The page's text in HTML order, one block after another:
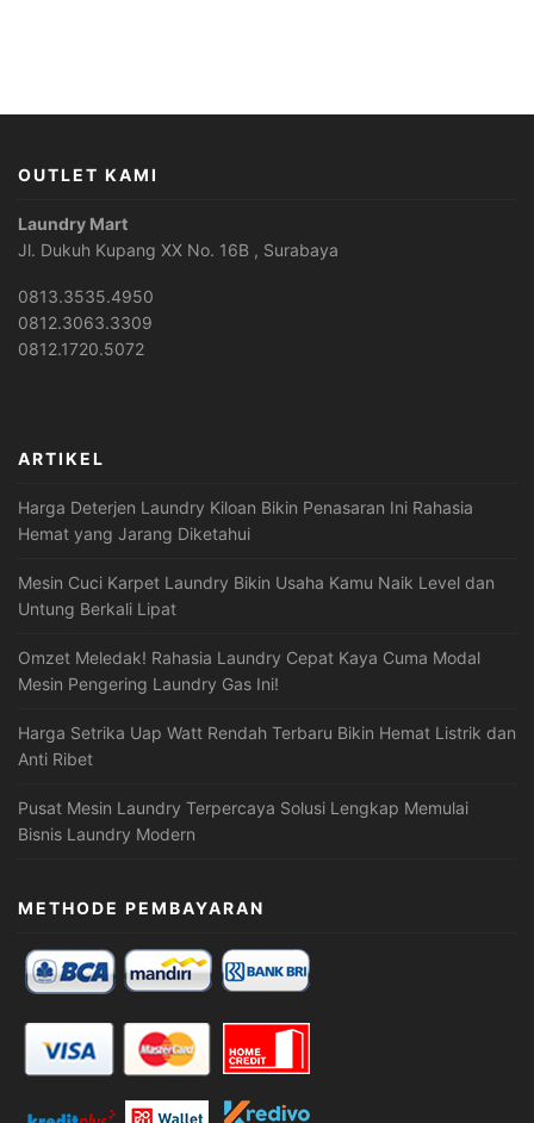
OUTLET KAMI
Laundry Mart
Jl. Dukuh Kupang XX No. 16B , Surabaya
0813.3535.4950
0812.3063.3309
0812.1720.5072
ARTIKEL
Harga Deterjen Laundry Kiloan Bikin Penasaran Ini Rahasia
Hemat yang Jarang Diketahui
Mesin Cuci Karpet Laundry Bikin Usaha Kamu Naik Level dan
Untung Berkali Lipat
Omzet Meledak! Rahasia Laundry Cepat Kaya Cuma Modal
Mesin Pengering Laundry Gas Ini!
Harga Setrika Uap Watt Rendah Terbaru Bikin Hemat Listrik dan
Anti Ribet
Pusat Mesin Laundry Terpercaya Solusi Lengkap Memulai
Bisnis Laundry Modern
METHODE PEMBAYARAN